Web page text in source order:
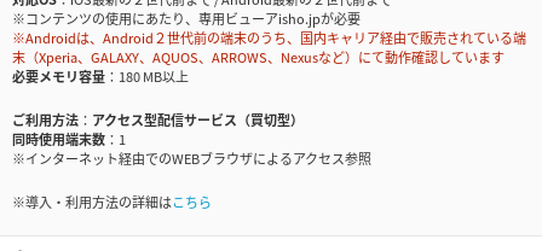
※コンテンツの使用にあたり、専用ビューアisho.jpが必要
※Androidは、Android２世代前の端末のうち、国内キャリア経由で販売されている端
末（Xperia、GALAXY、AQUOS、ARROWS、Nexusなど）にて動作確認しています
必要メモリ容量
180 MB以上
ご利用方法
アクセス型配信サービス（買切型）
同時使用端末数
1
※インターネット経由でのWEBブラウザによるアクセス参照
※導入・利用方法の詳細はこちら